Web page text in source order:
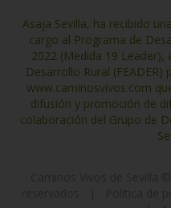
Asaja Sevilla, ha recibido
cargo al Programa de
2022 (Medida 19 Leader),
Desarrollo Rural
www.caminosvivos.com
difusión y promoción de
colaboración del Grupo de